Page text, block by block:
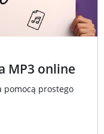
MP3 online
pomocą prostego